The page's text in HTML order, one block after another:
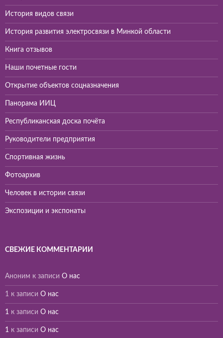
История видов связи
История развития электросвязи в Минкой области
Книга отзывов
Наши почетные гости
Открытие объектов соцназначения
Панорама ИИЦ
Республиканская доска почёта
Руководители предприятия
Спортивная жизнь
Фотоархив
Человек в истории связи
Экспозиции и экспонаты
СВЕЖИЕ КОММЕНТАРИИ
Аноним к записи О нас
1 к записи О нас
1 к записи О нас
1 к записи О нас